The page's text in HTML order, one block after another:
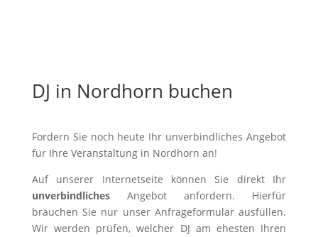
DJ in Nordhorn buchen
Fordern Sie noch heute Ihr unverbindliches Angebot
für Ihre Veranstaltung in Nordhorn an!
Auf unserer Internetseite können Sie direkt Ihr
unverbindlichesAngebot anfordern. Hierfür
brauchen Sie nur unser Anfrageformular ausfüllen.
Wir werden prüfen, welcher DJ am ehesten Ihren